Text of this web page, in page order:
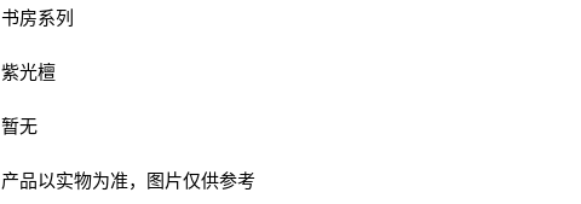
书房系列
紫光檀
暂无
产品以实物为准，图片仅供参考